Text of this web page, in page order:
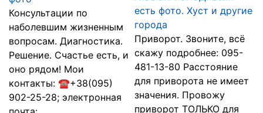
Консультации по
наболевшим жизненным
вопросам. Диагностика.
Решение. Счастье есть, и
оно рядом! Мои
контакты: ☎+38(095)
902-25-28; электронная
есть фото. Хуст и другие
города
Приворот. Звоните, всё
скажу подробнее: 095-
481-13-80 Расстояние
для приворота не имеет
значения. Провожу
приворот ТОЛЬКО для